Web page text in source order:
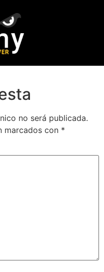
no será publicada.
marcados con *